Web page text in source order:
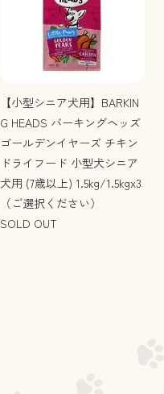
【小型シニア犬用】BARKIN
G HEADS バーキングヘッズ
ゴールデンイヤーズ チキン
ドライフード 小型犬シニア
犬用 (7歳以上) 1.5kg/1.5kgx3
（ご選択ください）
SOLD OUT